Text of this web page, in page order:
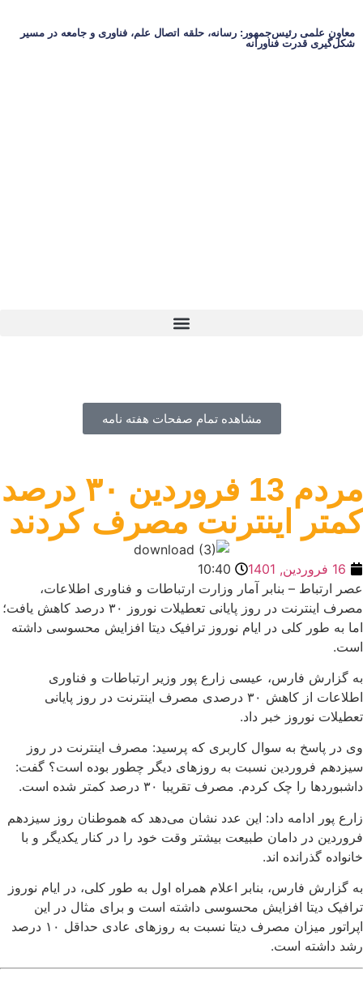
معاون علمی رئیس‌جمهور: رسانه، حلقه اتصال علم، فناوری و جامعه در مسیر
شکل‌گیری قدرت فناورانه
مشاهده تمام صفحات هفته نامه
مردم 13 فروردین ۳۰ درصد
کمتر اینترنت مصرف کردند
16 فروردین, 1401
10:40
عصر ارتباط – بنابر آمار وزارت ارتباطات و فناوری اطلاعات،
مصرف اینترنت در روز پایانی تعطیلات نوروز ۳۰ درصد کاهش یافت؛
اما به طور کلی در ایام نوروز ترافیک دیتا افزایش محسوسی داشته
است.
به گزارش فارس، عیسی زارع پور وزیر ارتباطات و فناوری
اطلاعات از کاهش ۳۰ درصدی مصرف اینترنت در روز پایانی
تعطیلات نوروز خبر داد.
وی در پاسخ به سوال کاربری که پرسید: مصرف اینترنت در روز
سیزدهم فروردین نسبت به روزهای دیگر چطور بوده است؟ گفت:
داشبوردها را چک کردم. مصرف تقریبا ۳۰ درصد کمتر شده است.
زارع پور ادامه داد: این عدد نشان می‌دهد که هموطنان روز سیزدهم
فروردین در دامان طبیعت بیشتر وقت خود را در کنار یکدیگر و با
خانواده گذرانده اند.
به گزارش فارس، بنابر اعلام همراه اول به طور کلی، در ایام نوروز
ترافیک دیتا افزایش محسوسی داشته است و برای مثال در این
اپراتور میزان مصرف دیتا نسبت به روزهای عادی حداقل ۱۰ درصد
رشد داشته است.